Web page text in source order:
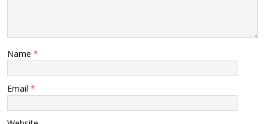
Name *
Email *